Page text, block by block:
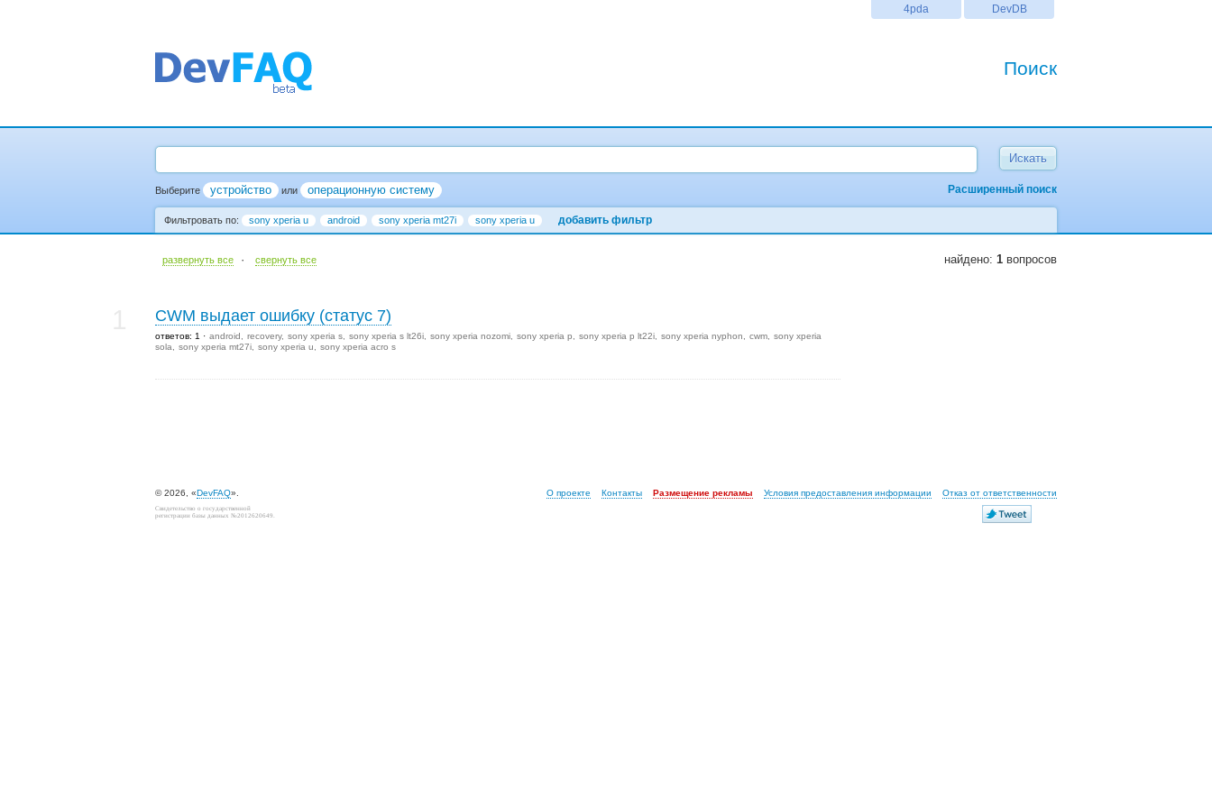
DevDB
4pda
Поиск
Выберите устройство Расширенный поиск
или операционную систему
Фильтровать по: sony xperia u android sony xperia mt27i sony xperia u добавить фильтр
развернуть все · cвернуть все найдено: 1 вопросов
CWM выдает ошибку (статус 7)
ответов: 1 android recovery sony xperia s sony xperia s lt26i sony xperia nozomi sony xperia p sony xperia p lt22i sony xperia nyphon cwm
sony xperia
sola
sony xperia mt27i sony xperia u sony xperia acro s
© 2026, «DevFAQ». О проекте Контакты Размещение рекламы Условия предоставления информации Отказ от ответственности
Свидетельство о государственной
регистрации базы данных №2012620649.